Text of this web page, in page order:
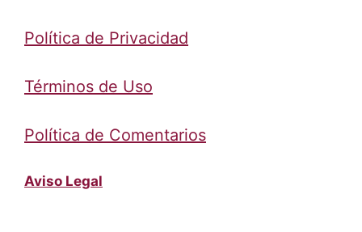
Política de Privacidad
Términos de Uso
Política de Comentarios
Aviso Legal